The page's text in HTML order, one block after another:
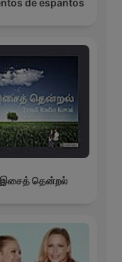
de espantos
இசைத் தென்றல்